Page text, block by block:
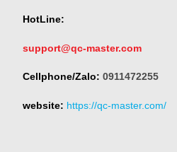
HotLine:
support@qc-master.com
Cellphone/Zalo: 0911472255
website: https://qc-master.com/